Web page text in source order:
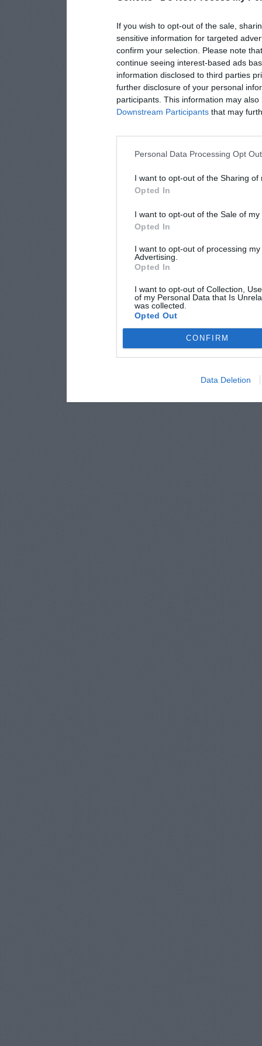
If you wish to opt-out of the sale,
sensitive information for targeted
confirm your selection. Please note
continue seeing interest-based ads
information disclosed to third parties
further disclosure of your personal
participants. This information may
Downstream Participants that may
Personal Data Processing Opt
I want to opt-out of the Sharing of
Opted In
I want to opt-out of the Sale of
Opted In
I want to opt-out of processing
Advertising.
Opted In
I want to opt-out of Collection,
of my Personal Data that Is
was collected.
Opted Out
CONFIRM
Data Deletion